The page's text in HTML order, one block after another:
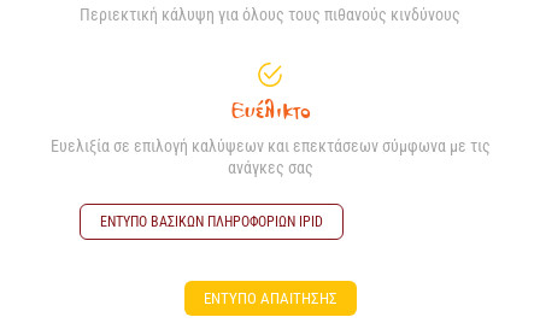
Περιεκτική κάλυψη για όλους τους πιθανούς κινδύνους
Ευέλικτο
Ευελιξία σε επιλογή καλύψεων και επεκτάσεων σύμφωνα με τις
ανάγκες σας
ΕΝΤΥΠΟ ΒΑΣΙΚΩΝ ΠΛΗΡΟΦΟΡΙΩΝ ΙPID
ΕΝΤΥΠΟ ΑΠΑΙΤΗΣΗΣ